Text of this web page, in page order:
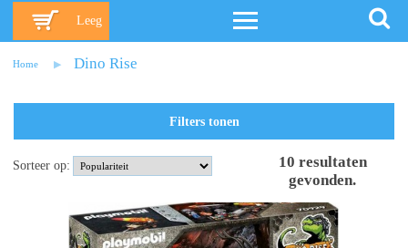
Leeg
Home Dino Rise
Filters tonen
Sorteer op: 10 resultaten
gevonden.